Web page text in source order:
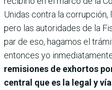
Unidas contra la corrupción,
pero las autoridades de la
par de eso, hagamos el
entonces yo
remisiones de exhortos
central que es la legal y